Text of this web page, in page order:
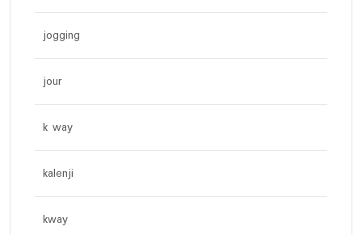
jogging
jour
k way
kalenji
kway